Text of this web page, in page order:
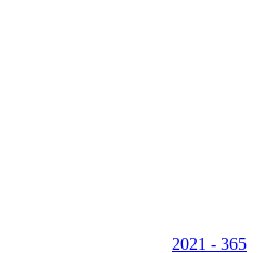
2021 - 365